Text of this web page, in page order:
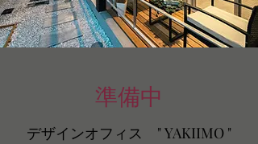
準備中
デザインオフィス " YAKIIMO "